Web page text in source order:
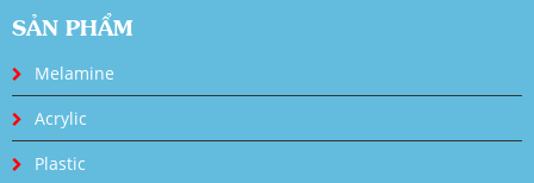
SẢN PHẨM
Melamine
Acrylic
Plastic